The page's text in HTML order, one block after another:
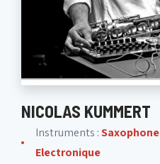
NICOLAS KUMMERT
Instruments :
Electronique